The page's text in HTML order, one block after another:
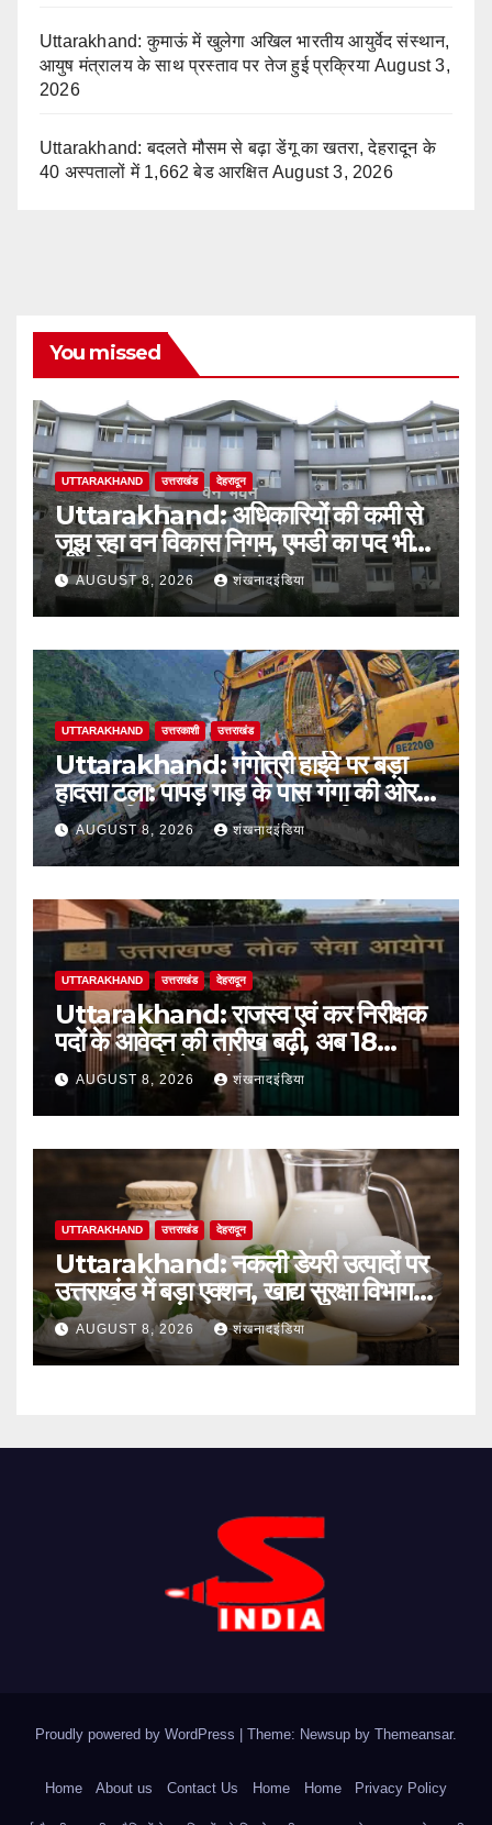
Uttarakhand: कुमाऊं में खुलेगा अखिल भारतीय आयुर्वेद संस्थान,
आयुष मंत्रालय के साथ प्रस्ताव पर तेज हुई प्रक्रिया August 3,
2026
Uttarakhand: बदलते मौसम से बढ़ा डेंगू का खतरा, देहरादून के
40 अस्पतालों में 1,662 बेड आरक्षित August 3, 2026
You missed
UTTARAKHAND उत्तराखंड देहरादून
Uttarakhand: अधिकारियों की कमी से
जूझ रहा वन विकास निगम, एमडी का पद भी
अतिरिक्त प्रभार के भरोसे
AUGUST 8, 2026 शंखनादइंडिया
UTTARAKHAND उत्तरकाशी उत्तराखंड
Uttarakhand: गंगोत्री हाईवे पर बड़ा
हादसा टला: पापड़ गाड़ के पास गंगा की ओर
फिसला पिकअप, कांवड़ यात्री सुरक्षित
AUGUST 8, 2026 शंखनादइंडिया
UTTARAKHAND उत्तराखंड देहरादून
Uttarakhand: राजस्व एवं कर निरीक्षक
पदों के आवेदन की तारीख बढ़ी, अब 18
अगस्त तक मिलेगा मौका
AUGUST 8, 2026 शंखनादइंडिया
UTTARAKHAND उत्तराखंड देहरादून
Uttarakhand: नकली डेयरी उत्पादों पर
उत्तराखंड में बड़ा एक्शन, खाद्य सुरक्षा विभाग ने
शुरू की सख्त जांच
AUGUST 8, 2026 शंखनादइंडिया
Proudly powered by WordPress Theme: Newsup by Themeansar.
Home About us Contact Us Home Home Privacy Policy